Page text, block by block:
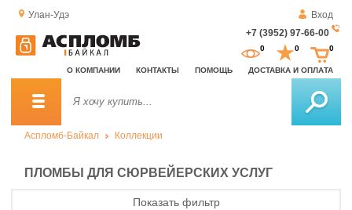
Улан-Удэ
Вход
+7 (3952) 97-66-00
О КОМПАНИИ КОНТАКТЫ ПОМОЩЬ ДОСТАВКА И ОПЛАТА
0 0 0
Аспломб-Байкал Коллекции
ПЛОМБЫ ДЛЯ СЮРВЕЙЕРСКИХ УСЛУГ
Показать фильтр